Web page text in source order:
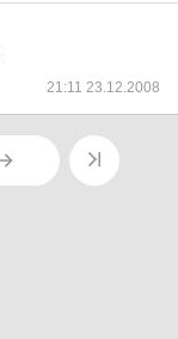
21:11 23.12.2008